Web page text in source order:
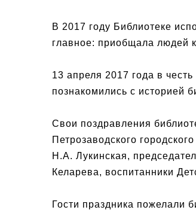
В 2017 году Библиотеке
главное: приобщала людей
13 апреля 2017 года в
познакомились с историей
Свои поздравления
Петрозаводского
Н.А. Лукинская,
Келарева, воспитанники
Гости праздника пожелали